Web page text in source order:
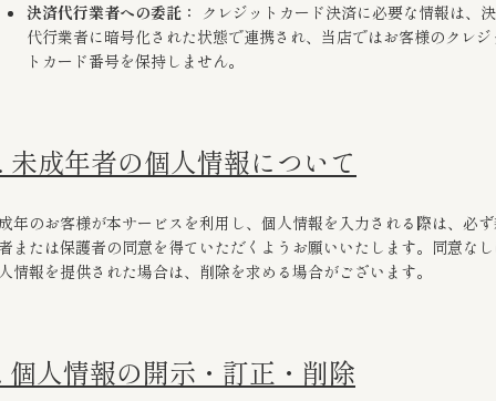
決済代行業者への委託： クレジットカード決済に必要な情報は、
代行業者に暗号化された状態で連携され、当店ではお客様のクレジ
トカード番号を保持しません。
未成年者の個人情報について
年のお客様が本サービスを利用し、個人情報を入力される際は、必
または保護者の同意を得ていただくようお願いいたします。同意なし
情報を提供された場合は、削除を求める場合がございます。
個人情報の開示・訂正・削除